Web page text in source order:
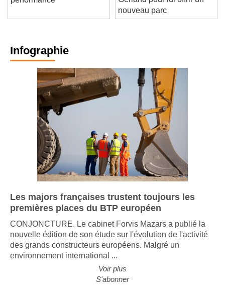
Gerland pour lui offrir un
nouveau parc
Infographie
Les majors françaises trustent toujours les
premières places du BTP européen
CONJONCTURE. Le cabinet Forvis Mazars a publié la
nouvelle édition de son étude sur l'évolution de l'activité
des grands constructeurs européens. Malgré un
Voir plus